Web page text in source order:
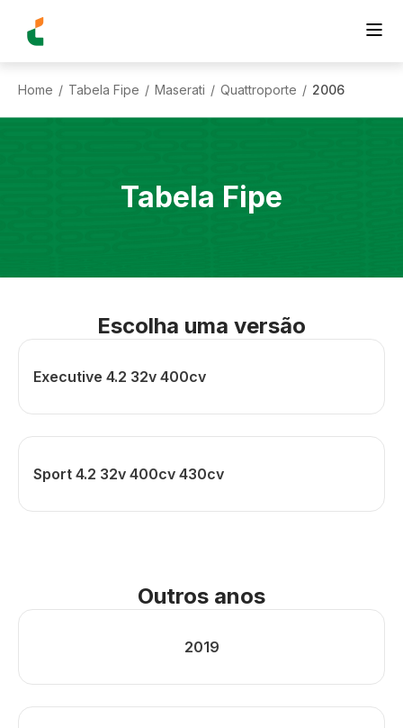
Home / Tabela Fipe / Maserati / Quattroporte / 2006
Tabela Fipe
Escolha uma versão
Executive 4.2 32v 400cv
Sport 4.2 32v 400cv 430cv
Outros anos
2019